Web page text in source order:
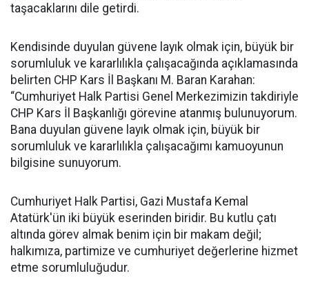
taşacaklarını dile getirdi.
Kendisinde duyulan güvene layık olmak için, büyük bir
sorumluluk ve kararlılıkla çalışacağında açıklamasında
belirten CHP Kars İl Başkanı M. Baran Karahan:
“Cumhuriyet Halk Partisi Genel Merkezimizin takdiriyle
CHP Kars İl Başkanlığı görevine atanmış bulunuyorum.
Bana duyulan güvene layık olmak için, büyük bir
sorumluluk ve kararlılıkla çalışacağımı kamuoyunun
bilgisine sunuyorum.
Cumhuriyet Halk Partisi, Gazi Mustafa Kemal
Atatürk'ün iki büyük eserinden biridir. Bu kutlu çatı
altında görev almak benim için bir makam değil;
halkımıza, partimize ve cumhuriyet değerlerine hizmet
etme sorumluluğudur.